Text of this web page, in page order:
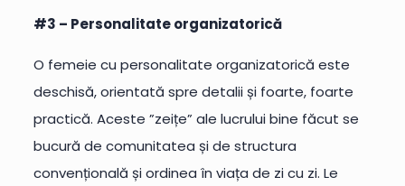
#3 – Personalitate organizatorică
O femeie cu personalitate organizatorică este
deschisă, orientată spre detalii și foarte, foarte
practică. Aceste ”zeițe” ale lucrului bine făcut se
bucură de comunitatea și de structura
convențională și ordinea în viața de zi cu zi. Le